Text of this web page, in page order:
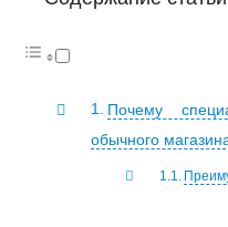
Почему
обычного